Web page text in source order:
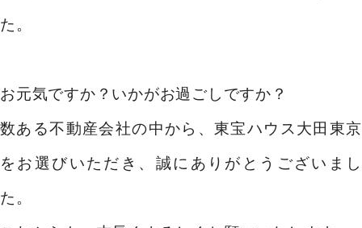
た。
お元気ですか？いかがお過ごしですか？
数ある不動産会社の中から、東宝ハウス大田東京
をお選びいただき、誠にありがとうございまし
た。売りたい